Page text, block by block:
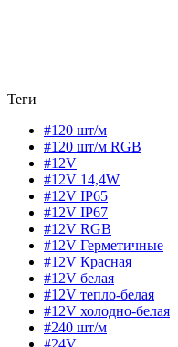
Теги
#120 шт/м
#120 шт/м RGB
#12V
#12V 14,4W
#12V IP65
#12V IP67
#12V RGB
#12V Герметичные
#12V Красная
#12V белая
#12V тепло-белая
#12V холодно-белая
#240 шт/м
#24V